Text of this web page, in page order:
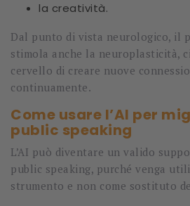
la creatività.
Dal punto di vista neurologico, il
stimola anche la neuroplasticità,
cervello di creare nuove
continuamente.
Come usare l’AI per
public speaking
L’AI può diventare un valido
public speaking, purché venga
strumento e non come sostituto